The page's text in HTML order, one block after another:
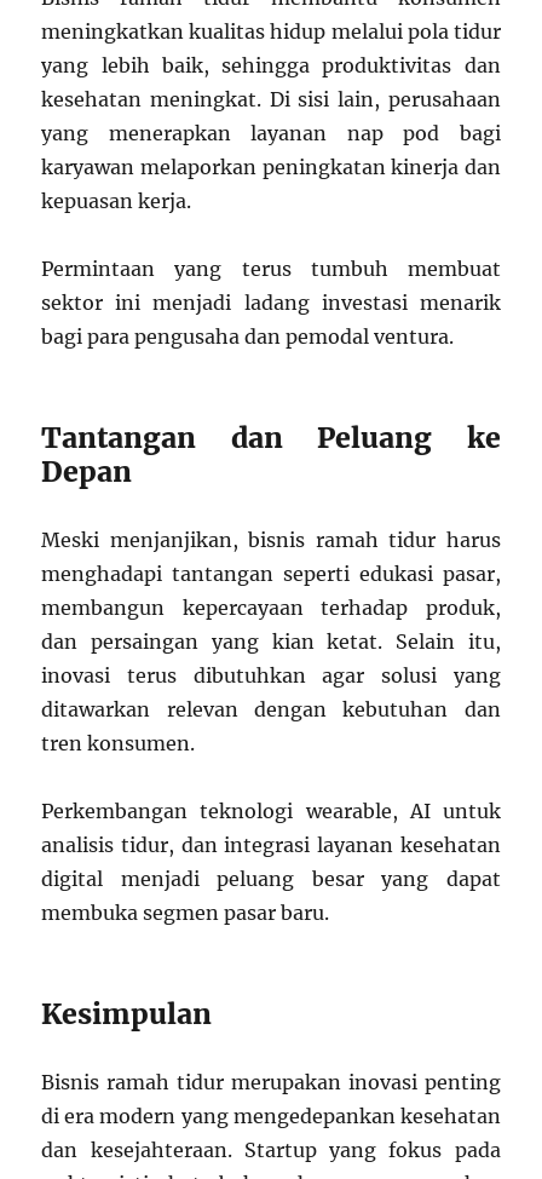
meningkatkan kualitas hidup melalui pola tidur
yang lebih baik, sehingga produktivitas dan
kesehatan meningkat. Di sisi lain, perusahaan
yang menerapkan layanan nap pod bagi
karyawan melaporkan peningkatan kinerja dan
kepuasan kerja.
Permintaan yang terus tumbuh membuat
sektor ini menjadi ladang investasi menarik
bagi para pengusaha dan pemodal ventura.
Tantangan dan Peluang ke
Depan
Meski menjanjikan, bisnis ramah tidur harus
menghadapi tantangan seperti edukasi pasar,
membangun kepercayaan terhadap produk,
dan persaingan yang kian ketat. Selain itu,
inovasi terus dibutuhkan agar solusi yang
ditawarkan relevan dengan kebutuhan dan
tren konsumen.
Perkembangan teknologi wearable, AI untuk
analisis tidur, dan integrasi layanan kesehatan
digital menjadi peluang besar yang dapat
membuka segmen pasar baru.
Kesimpulan
Bisnis ramah tidur merupakan inovasi penting
di era modern yang mengedepankan kesehatan
dan kesejahteraan. Startup yang fokus pada